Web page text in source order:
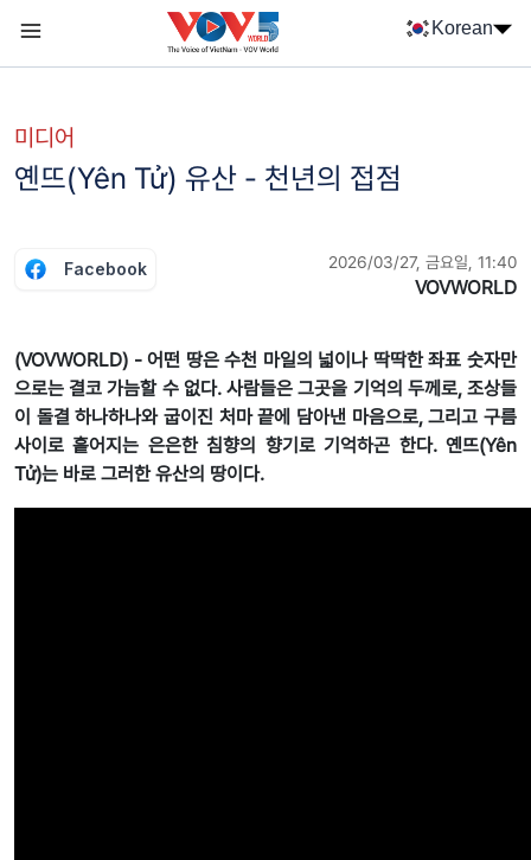
Korean
미디어
옌뜨(Yên Tử) 유산 - 천년의 접점
Facebook 2026/03/27, 금요일, 11:40
VOVWORLD
(VOVWORLD) - 어떤 땅은 수천 마일의 넓이나 딱딱한 좌표 숫자만
으로는 결코 가늠할 수 없다. 사람들은 그곳을 기억의 두께로, 조상들
이 돌결 하나하나와 굽이진 처마 끝에 담아낸 마음으로, 그리고 구름
사이로 흩어지는 은은한 침향의 향기로 기억하곤 한다. 옌뜨(Yên
Tử)는 바로 그러한 유산의 땅이다.